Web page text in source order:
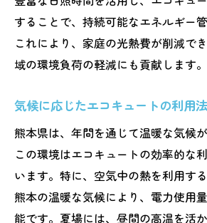
することで、持続可能なエネルギー
これにより、家庭の光熱費が削減で
域の環境負荷の軽減にも貢献します。
気候に応じたエコキュートの利用
熊本県は、年間を通じて温暖な気候
この環境はエコキュートの効率的な
います。特に、空気中の熱を利用す
熊本の温暖な気候により、電力使用
能です。夏場には、昼間の高温を活